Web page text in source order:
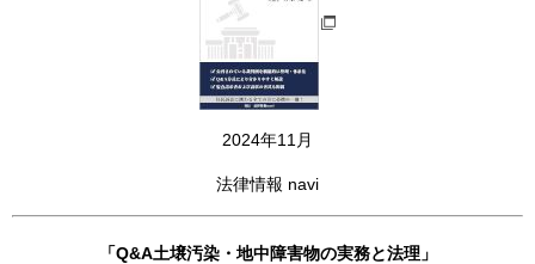
2024年11月
法律情報 navi
「Q&A土壌汚染・地中障害物の実務と法理」